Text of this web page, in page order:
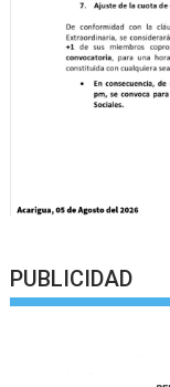
PUBLICIDAD